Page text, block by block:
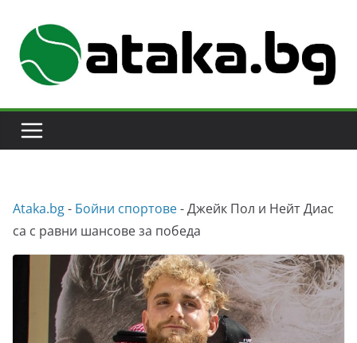
content
Аtaka.bg- Бойни спортове-Джейк Пол и Нейт Диас
са с равни шансове за победа